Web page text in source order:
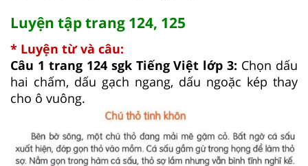
Luyện tập trang 124, 125
* Luyện từ và câu:
Câu 1 trang 124 sgk Tiếng Việt lớp 3: Chọn dấu
hai chấm, dấu gạch ngang, dấu ngoặc kép thay
cho ô vuông.